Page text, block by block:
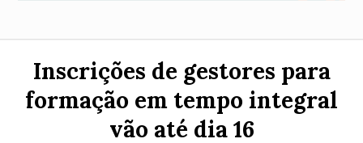
Inscrições de gestores para
formação em tempo integral
vão até dia 16